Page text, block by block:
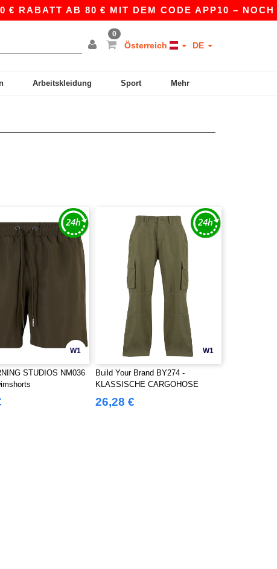
AB 80 € MIT DEM CODE APP10 – NOCH
0
Österreich DE
Arbeitskleidung Sport Mehr
W1
STUDIOS NM036
W1
Build Your Brand BY274 -
KLASSISCHE CARGOHOSE
26,28 €